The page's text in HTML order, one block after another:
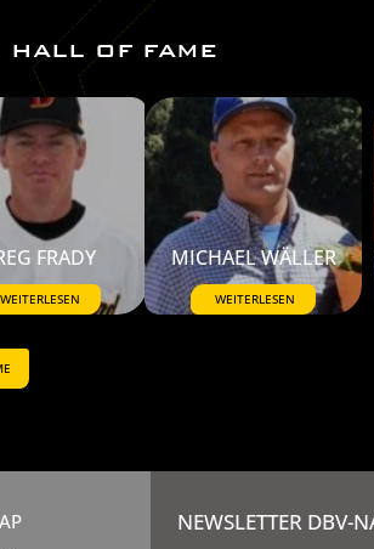
HALL OF FAME
FRADY
WEITERLESEN
MICHAEL WÄLLER
WEITERLESEN
NEWSLETTER DBV-